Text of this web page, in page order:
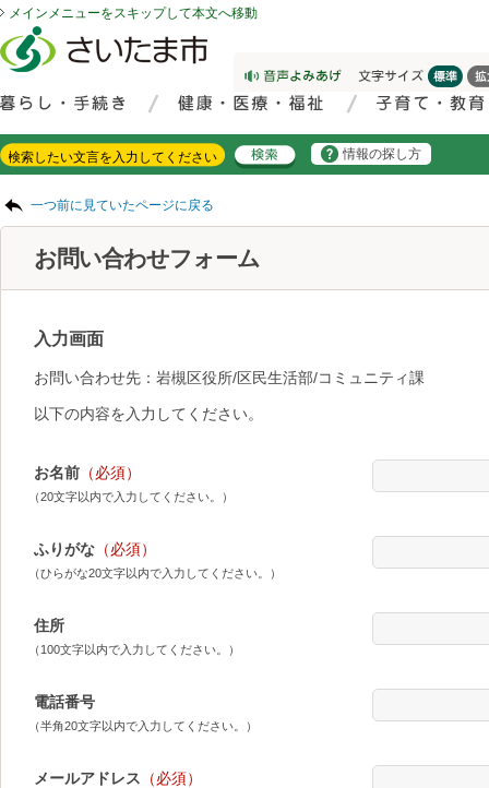
メインメニューをスキップして本文へ移動
情報の探し方
一つ前に見ていたページに戻る
お問い合わせフォーム
入力画面
お問い合わせ先：岩槻区役所/区民生活部/コミュニティ課
以下の内容を入力してください。
お名前 （必須）
（20文字以内で入力してください。）
ふりがな （必須）
（ひらがな20文字以内で入力してください。）
住所
（100文字以内で入力してください。）
電話番号
（半角20文字以内で入力してください。）
メールアドレス （必須）